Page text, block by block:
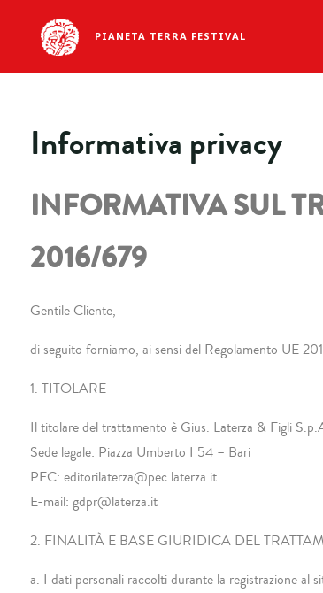
PIANETA TERRA FESTIVAL
Informativa privacy
INFORMATIVA SUL
2016/679
Gentile Cliente,
di seguito forniamo, ai sensi del Regolamento UE
1. TITOLARE
Il titolare del trattamento è Gius. Laterza & Figli
Sede legale: Piazza Umberto I 54 – Bari
PEC: editorilaterza@pec.laterza.it
E-mail: gdpr@laterza.it
2. FINALITÀ E BASE GIURIDICA DEL
a. I dati personali raccolti durante la registrazione al